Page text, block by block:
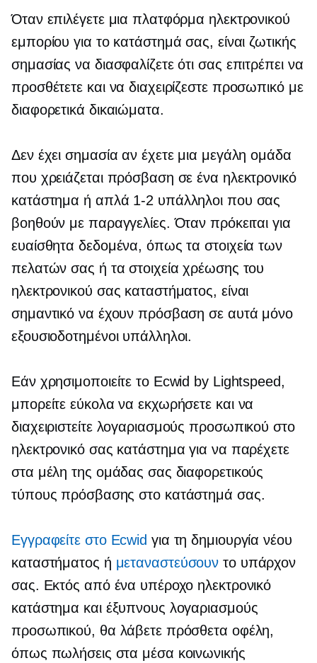
Όταν επιλέγετε μια πλατφόρμα ηλεκτρονικού
εμπορίου για το κατάστημά σας, είναι ζωτικής
σημασίας να διασφαλίζετε ότι σας επιτρέπει να
προσθέτετε και να διαχειρίζεστε προσωπικό με
διαφορετικά δικαιώματα.
Δεν έχει σημασία αν έχετε μια μεγάλη ομάδα
που χρειάζεται πρόσβαση σε ένα ηλεκτρονικό
κατάστημα ή απλά 1-2 υπάλληλοι που σας
βοηθούν με παραγγελίες. Όταν πρόκειται για
ευαίσθητα δεδομένα, όπως τα στοιχεία των
πελατών σας ή τα στοιχεία χρέωσης του
ηλεκτρονικού σας καταστήματος, είναι
σημαντικό να έχουν πρόσβαση σε αυτά μόνο
εξουσιοδοτημένοι υπάλληλοι.
Εάν χρησιμοποιείτε το Ecwid by Lightspeed,
μπορείτε εύκολα να εκχωρήσετε και να
διαχειριστείτε λογαριασμούς προσωπικού στο
ηλεκτρονικό σας κατάστημα για να παρέχετε
στα μέλη της ομάδας σας διαφορετικούς
τύπους πρόσβασης στο κατάστημά σας.
Εγγραφείτε στο Ecwid για τη δημιουργία νέου
καταστήματος ή μεταναστεύσουν το υπάρχον
σας. Εκτός από ένα υπέροχο ηλεκτρονικό
κατάστημα και έξυπνους λογαριασμούς
προσωπικού, θα λάβετε πρόσθετα οφέλη,
όπως πωλήσεις στα μέσα κοινωνικής